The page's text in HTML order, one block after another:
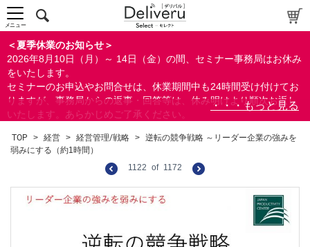
＜夏季休業のお知らせ＞
2026年8月10日（月）～ 14日（金）の間、セミナー事務局はお休み
をいたします。
セミナーのお申込やお問合せは、休業期間中も24時間受け付けてお
りますが、事務局からの返事・回答等は、休み明けより順次お返し
いたします。あらかじめご了承ください。
ができます。
メニュー
TOP > 経営 > 経営管理/戦略 > 逆転の競争戦略 ～リーダー企業の強みを
弱みにする（約1時間）
1122 of 1172